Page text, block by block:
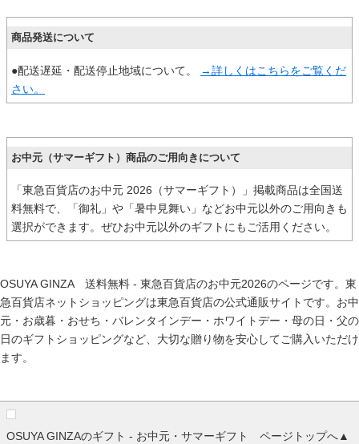
商品発送について
●配送遅延・配送停止地域について。
→詳しくはこちらをご覧くだ
さい。
お中元（サマーギフト）商品のご用向きについて
「東急百貨店のお中元 2026（サマーギフト）」掲載商品は全国送
料無料で、「御礼」や「暑中見舞い」などお中元以外のご用向きも
選択ができます。ぜひお中元以外のギフトにもご活用ください。
OSUYA GINZA 送料無料 - 東急百貨店のお中元2026のページです。東
急百貨店ネットショッピングは東急百貨店の公式通販サイトです。 お中
元 ・ お歳暮 ・ おせち ・ バレンタインデー ・ ホワイトデー ・ 母の日 ・ 父の
日のギフトショッピングなど、大切な贈り物を安心してご購入いただけ
ます。
OSUYA GINZAのギフト - お中元・サマーギフト ページトップへ▲